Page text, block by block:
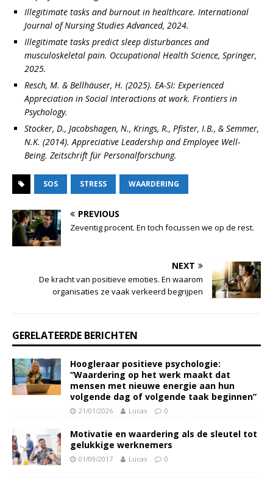
Illegitimate tasks and burnout in healthcare. International
Journal of Nursing Studies Advanced, 2024.
Illegitimate tasks predict sleep disturbances and
musculoskeletal pain. Occupational Health Science, Springer,
2025.
Resch, M. & Bellhäuser, H. (2025). EA-SI: Experienced
Appreciation in Social Interactions at work. Frontiers in
Psychology.
Stocker, D., Jacobshagen, N., Krings, R., Pfister, I.B., & Semmer,
N.K. (2014). Appreciative Leadership and Employee Well-
Being. Zeitschrift für Personalforschung.
SOS STRESS WAARDERING
PREVIOUS
Zeventig procent. En toch focussen we op de rest.
NEXT
De kracht van positieve emoties. En waarom
organisaties ze vaak verkeerd begrijpen
GERELATEERDE BERICHTEN
Hoogleraar positieve psychologie:
“Waardering op het werk maakt dat
mensen met nieuwe energie aan hun
volgende dag of volgende taak beginnen”
21/01/2026 Lucas 0
Motivatie en waardering als de sleutel tot
gelukkige werknemers
01/09/2017 Lucas 0